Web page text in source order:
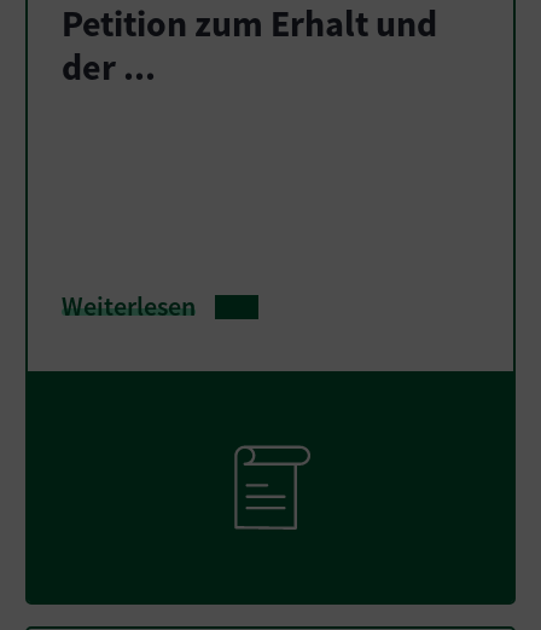
Petition zum Erhalt und
der ...
Weiterlesen